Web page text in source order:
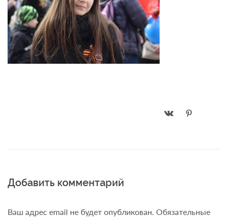
Добавить комментарий
Ваш адрес email не будет опубликован. Обязательные